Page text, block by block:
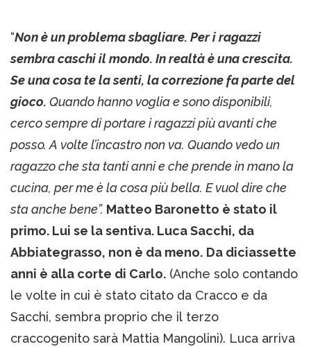
“Non è un problema sbagliare. Per i ragazzi
sembra caschi il mondo. In realtà è una crescita.
Se una cosa te la senti, la correzione fa parte del
gioco. Quando hanno voglia e sono disponibili,
cerco sempre di portare i ragazzi più avanti che
posso. A volte l’incastro non va. Quando vedo un
ragazzo che sta tanti anni e che prende in mano la
cucina, per me è la cosa più bella. E vuol dire che
sta anche bene”. Matteo Baronetto è stato il
primo. Lui se la sentiva. Luca Sacchi, da
Abbiategrasso, non è da meno. Da diciassette
anni è alla corte di Carlo. (Anche solo contando
le volte in cui è stato citato da Cracco e da
Sacchi, sembra proprio che il terzo
craccogenito sarà Mattia Mangolini). Luca arriva